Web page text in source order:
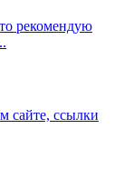
рекомендую
сайте, ссылки